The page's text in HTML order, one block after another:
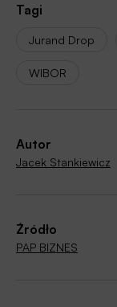
Tagi
Jurand Drop
WIBOR
Autor
Jacek Stankiewicz
Źródło
PAP BIZNES